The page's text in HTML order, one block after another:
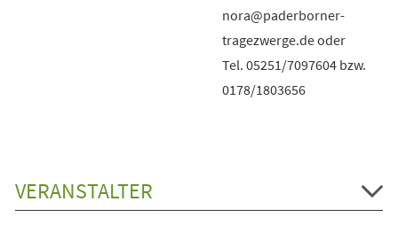
nora@paderborner-
tragezwerge.de oder
Tel. 05251/7097604 bzw.
0178/1803656
VERANSTALTER